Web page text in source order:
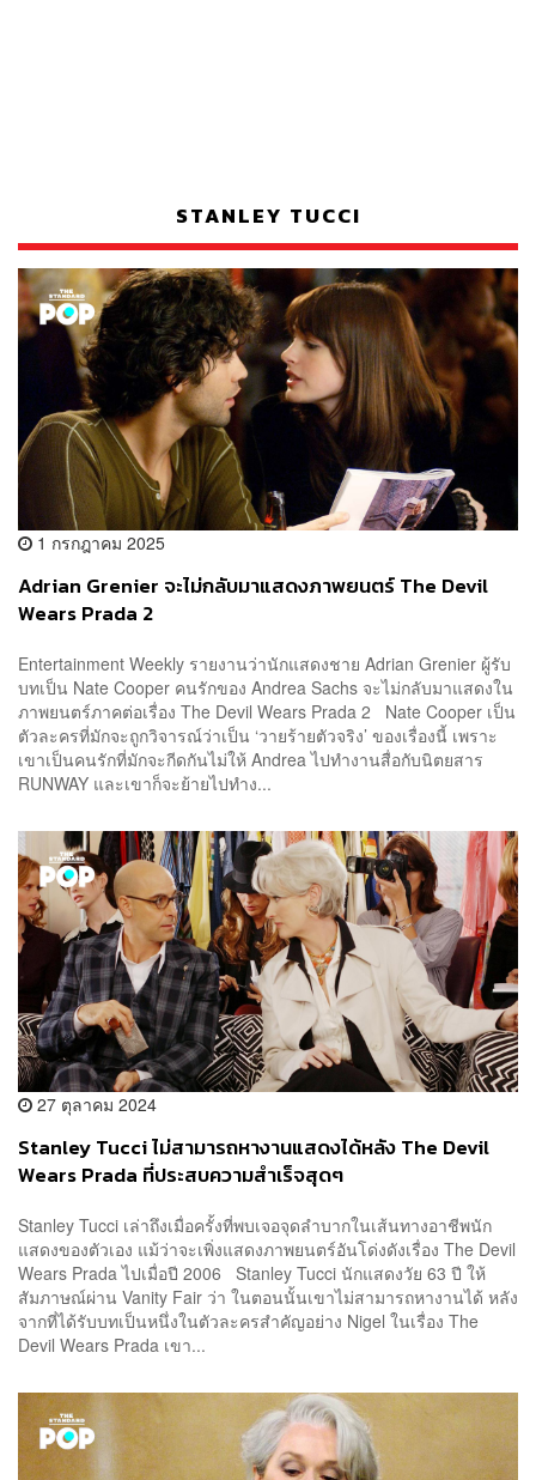
STANLEY TUCCI
1 กรกฎาคม 2025
Adrian Grenier จะไม่กลับมาแสดงภาพยนตร์ The Devil
Wears Prada 2
Entertainment Weekly รายงานว่านักแสดงชาย Adrian Grenier ผู้รับ
บทเป็น Nate Cooper คนรักของ Andrea Sachs จะไม่กลับมาแสดงใน
ภาพยนตร์ภาคต่อเรื่อง The Devil Wears Prada 2 Nate Cooper เป็น
ตัวละครที่มักจะถูกวิจารณ์ว่าเป็น ‘วายร้ายตัวจริง’ ของเรื่องนี้ เพราะ
เขาเป็นคนรักที่มักจะกีดกันไม่ให้ Andrea ไปทำงานสื่อกับนิตยสาร
RUNWAY และเขาก็จะย้ายไปทำง...
27 ตุลาคม 2024
Stanley Tucci ไม่สามารถหางานแสดงได้หลัง The Devil
Wears Prada ที่ประสบความสำเร็จสุดๆ
Stanley Tucci เล่าถึงเมื่อครั้งที่พบเจอจุดลำบากในเส้นทางอาชีพนัก
แสดงของตัวเอง แม้ว่าจะเพิ่งแสดงภาพยนตร์อันโด่งดังเรื่อง The Devil
Wears Prada ไปเมื่อปี 2006 Stanley Tucci นักแสดงวัย 63 ปี ให้
สัมภาษณ์ผ่าน Vanity Fair ว่า ในตอนนั้นเขาไม่สามารถหางานได้ หลัง
จากที่ได้รับบทเป็นหนึ่งในตัวละครสำคัญอย่าง Nigel ในเรื่อง The
Devil Wears Prada เขา...